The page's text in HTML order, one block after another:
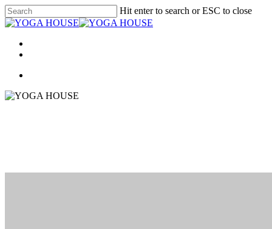
Skip
to
content
Hit enter to search or ESC to close
Close
Menu